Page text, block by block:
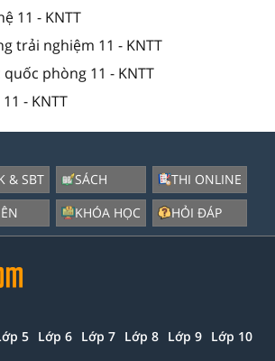
11 - KNTT
trải nghiệm 11 - KNTT
phòng 11 - KNTT
- KNTT
& SBT
SÁCH
KHÓA HỌC
THI ONLINE
HỎI ĐÁP
5 Lớp 6 Lớp 7 Lớp 8 Lớp 9 Lớp 10